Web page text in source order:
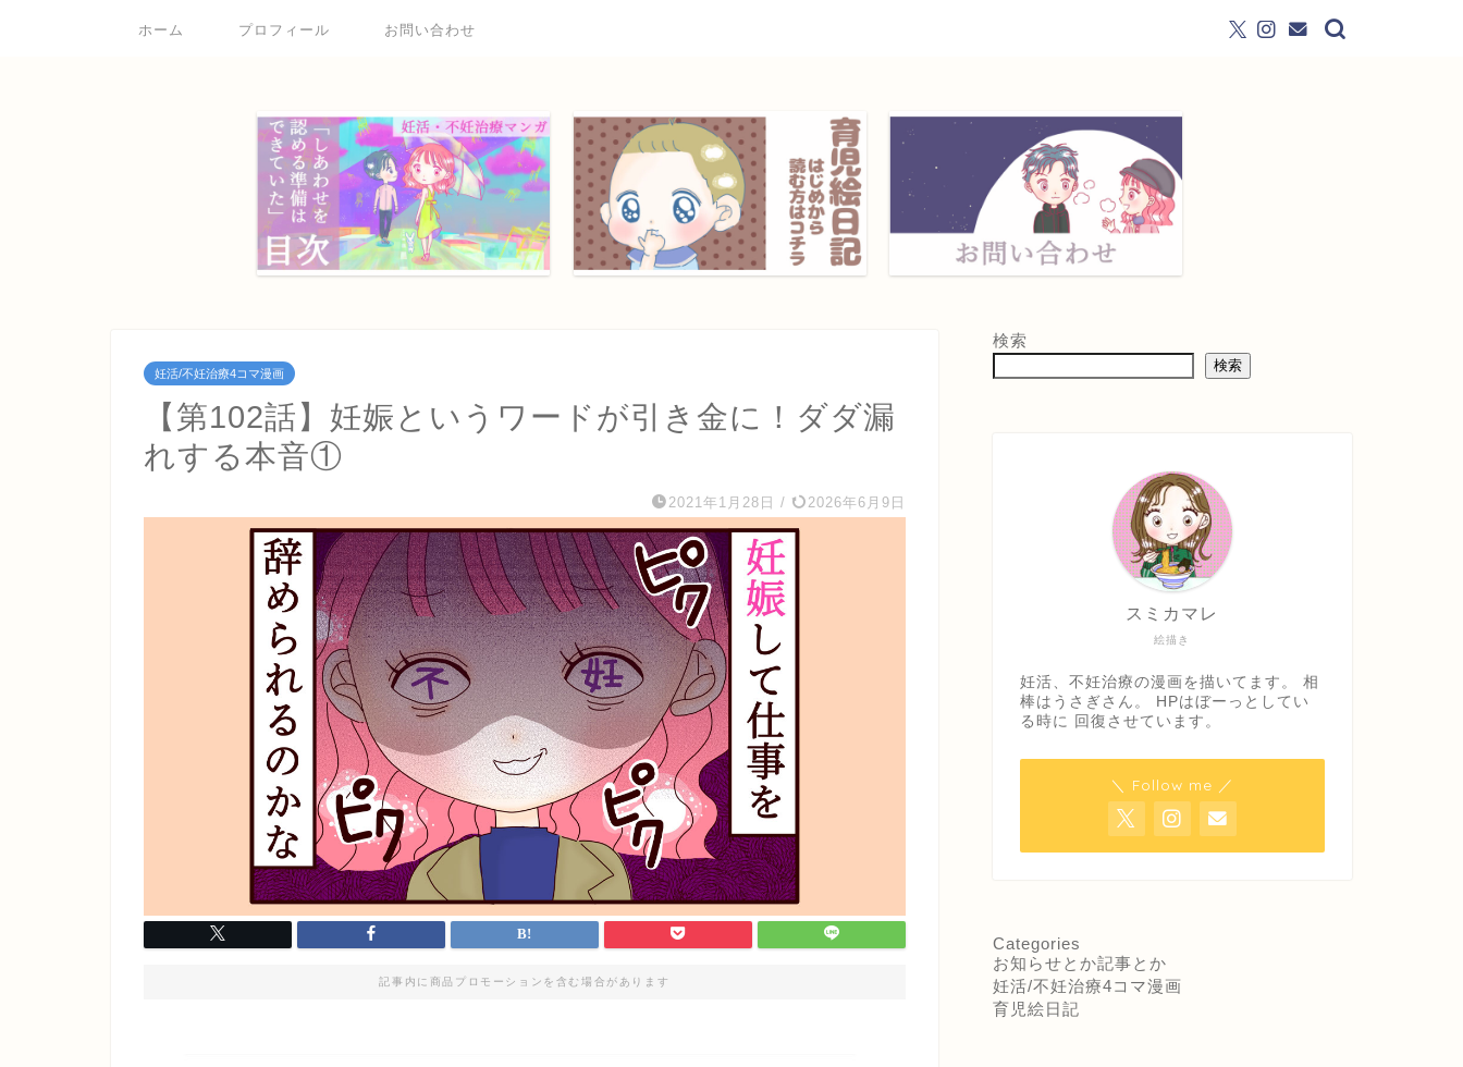
ホーム プロフィール お問い合わせ
妊活/不妊治療4コマ漫画
【第102話】妊娠というワードが引き金に！ダダ漏
れする本音①
2021年1月28日 / 2026年6月9日
記事内に商品プロモーションを含む場合があります
検索
検索
絵描き
スミカマレ
妊活、不妊治療の漫画を描いてます。 相
棒はうさぎさん。 HPはぼーっとしてい
る時に 回復させています。
＼ Follow me ／
Categories
お知らせとか記事とか
妊活/不妊治療4コマ漫画
育児絵日記